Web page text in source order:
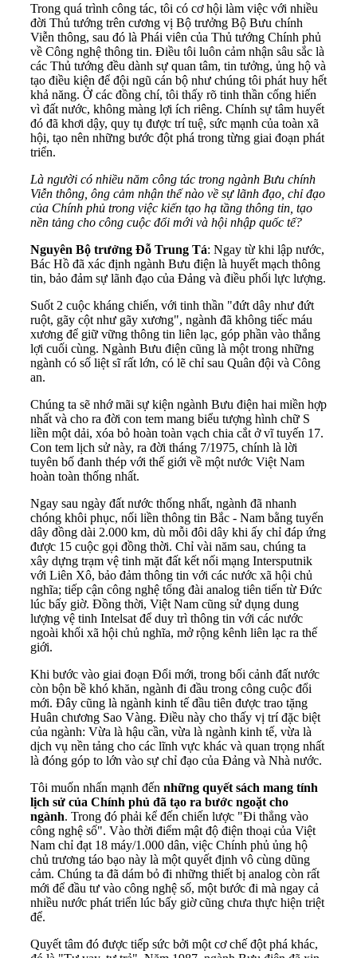
Trong quá trình công tác, tôi có cơ hội làm việc với nhiều
đời Thủ tướng trên cương vị Bộ trưởng Bộ Bưu chính
Viễn thông, sau đó là Phái viên của Thủ tướng Chính phủ
về Công nghệ thông tin. Điều tôi luôn cảm nhận sâu sắc là
các Thủ tướng đều dành sự quan tâm, tin tưởng, ủng hộ và
tạo điều kiện để đội ngũ cán bộ như chúng tôi phát huy hết
khả năng. Ở các đồng chí, tôi thấy rõ tinh thần cống hiến
vì đất nước, không màng lợi ích riêng. Chính sự tâm huyết
đó đã khơi dậy, quy tụ được trí tuệ, sức mạnh của toàn xã
hội, tạo nên những bước đột phá trong từng giai đoạn phát
triển.
Là người có nhiều năm công tác trong ngành Bưu chính
Viễn thông, ông cảm nhận thế nào về sự lãnh đạo, chỉ đạo
của Chính phủ trong việc kiến tạo hạ tầng thông tin, tạo
nền tảng cho công cuộc đổi mới và hội nhập quốc tế?
Nguyên Bộ trưởng Đỗ Trung Tá: Ngay từ khi lập nước,
Bác Hồ đã xác định ngành Bưu điện là huyết mạch thông
tin, bảo đảm sự lãnh đạo của Đảng và điều phối lực lượng.
Suốt 2 cuộc kháng chiến, với tinh thần "đứt dây như đứt
ruột, gãy cột như gãy xương", ngành đã không tiếc máu
xương để giữ vững thông tin liên lạc, góp phần vào thắng
lợi cuối cùng. Ngành Bưu điện cũng là một trong những
ngành có số liệt sĩ rất lớn, có lẽ chỉ sau Quân đội và Công
an.
Chúng ta sẽ nhớ mãi sự kiện ngành Bưu điện hai miền hợp
nhất và cho ra đời con tem mang biểu tượng hình chữ S
liền một dải, xóa bỏ hoàn toàn vạch chia cắt ở vĩ tuyến 17.
Con tem lịch sử này, ra đời tháng 7/1975, chính là lời
tuyên bố đanh thép với thế giới về một nước Việt Nam
hoàn toàn thống nhất.
Ngay sau ngày đất nước thống nhất, ngành đã nhanh
chóng khôi phục, nối liền thông tin Bắc - Nam bằng tuyến
dây đồng dài 2.000 km, dù mỗi đôi dây khi ấy chỉ đáp ứng
được 15 cuộc gọi đồng thời. Chỉ vài năm sau, chúng ta
xây dựng trạm vệ tinh mặt đất kết nối mạng Intersputnik
với Liên Xô, bảo đảm thông tin với các nước xã hội chủ
nghĩa; tiếp cận công nghệ tổng đài analog tiên tiến từ Đức
lúc bấy giờ. Đồng thời, Việt Nam cũng sử dụng dung
lượng vệ tinh Intelsat để duy trì thông tin với các nước
ngoài khối xã hội chủ nghĩa, mở rộng kênh liên lạc ra thế
giới.
Khi bước vào giai đoạn Đổi mới, trong bối cảnh đất nước
còn bộn bề khó khăn, ngành đi đầu trong công cuộc đổi
mới. Đây cũng là ngành kinh tế đầu tiên được trao tặng
Huân chương Sao Vàng. Điều này cho thấy vị trí đặc biệt
của ngành: Vừa là hậu cần, vừa là ngành kinh tế, vừa là
dịch vụ nền tảng cho các lĩnh vực khác và quan trọng nhất
là đóng góp to lớn vào sự chỉ đạo của Đảng và Nhà nước.
Tôi muốn nhấn mạnh đến những quyết sách mang tính
lịch sử của Chính phủ đã tạo ra bước ngoặt cho
ngành. Trong đó phải kể đến chiến lược "Đi thẳng vào
công nghệ số". Vào thời điểm mật độ điện thoại của Việt
Nam chỉ đạt 18 máy/1.000 dân, việc Chính phủ ủng hộ
chủ trương táo bạo này là một quyết định vô cùng dũng
cảm. Chúng ta đã dám bỏ đi những thiết bị analog còn rất
mới để đầu tư vào công nghệ số, một bước đi mà ngay cả
nhiều nước phát triển lúc bấy giờ cũng chưa thực hiện triệt
để.
Quyết tâm đó được tiếp sức bởi một cơ chế đột phá khác,